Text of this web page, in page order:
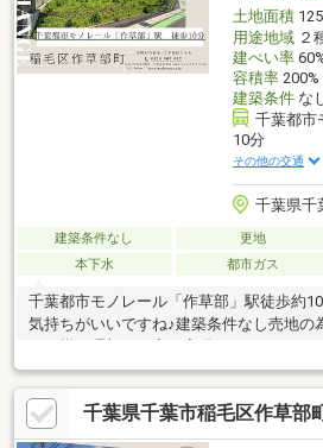
土地面積
用途地域２
建ぺい率
容積率200%
建築条件な
千葉都市
10分
その他の交通
千葉県千
建築条件なし 更地
本下水
都市ガス
千葉都市モノレール「作草部」駅徒歩約
気持ちがいいですね♪建築条件なし売地の
カー様で理想のお家が実現していただけ
やすい立地です！
千葉県千葉市稲毛区作草部